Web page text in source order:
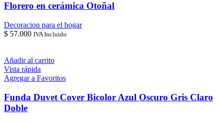
Florero en cerámica Otoñal
Decoracion para el hogar
$ 57.000 IVA Incluido
Añadir al carrito
Vista rápida
Agregar a Favoritos
Funda Duvet Cover Bicolor Azul Oscuro Gris Claro
Doble